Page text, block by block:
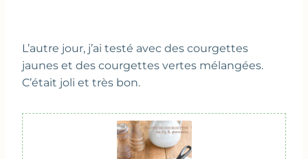
L’autre jour, j’ai testé avec des courgettes
jaunes et des courgettes vertes mélangées.
C’était joli et très bon.